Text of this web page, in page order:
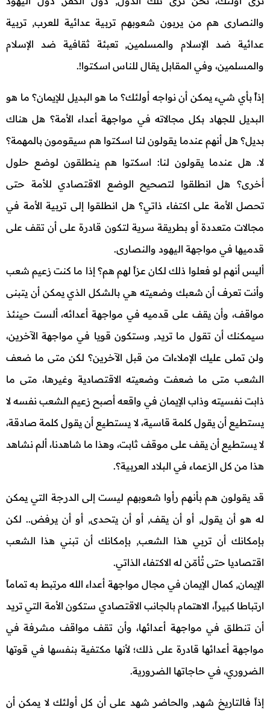
والنصارى هم من يربون شعوبهم تربية عدائية للعرب, تربية
عدائية ضد الإسلام والمسلمين, تعبئة ثقافية ضد الإسلام
والمسلمين، وفي المقابل يقال للناس اسكتوا!.
إذاًً بأي شيء يمكن أن نواجه أولئك؟ ما هو البديل للإيمان؟ ما هو
البديل للجهاد بكل مجالاته في مواجهة أعداء الأمة؟ هل هناك
بديل؟ هل أنهم عندما يقولون لنا اسكتوا هم سيقومون بالمهمة؟
لا. هل عندما يقولون لنا: اسكتوا هم ينطلقون لوضع حلول
أخرى؟ هل انطلقوا لتصحيح الوضع الاقتصادي للأمة حتى
تحصل الأمة على اكتفاء ذاتي؟ هل انطلقوا إلى تربية الأمة في
مجالات متعددة أو بطريقة سرية لتكون قادرة على أن تقف على
قدميها في مواجهة اليهود والنصارى.
أليس أنهم لو فعلوا ذلك لكان عزاً لهم هم؟ إذا ما كنت زعيم شعب
وأنت تعرف أن شعبك وضعيته هي بالشكل الذي يمكن أن يتبنى
مواقف، وأن يقف على قدميه في مواجهة أعدائه، ألست حينئذ
سيمكنك أن تقول ما تريد, وستكون قويا في مواجهة الآخرين،
ولن تملى عليك الإملاءات من قبل الآخرين؟ لكن متى ما ضعف
الشعب متى ما ضعفت وضعيته الاقتصادية وغيرها، متى ما
ذابت نفسيته وذاب الإيمان في واقعه أصبح زعيم الشعب نفسه لا
يستطيع أن يقول كلمة قاسية، لا يستطيع أن يقول كلمة صادقة،
لا يستطيع أن يقف على موقف ثابت، وهذا ما شاهدنا، ألم نشاهد
هذا من كل الزعماء في البلاد العربية؟.
قد يقولون هـم بأنـهم رأوا شعوبهم ليست إلى الدرجة التي يمكن
له هو أن يقول, أو أن يقف, أو أن يتحـدى, أو أن يرفض.. لكن
بإمكانك أن تربي هذا الشعب, بإمكانك أن تبني هذا الشعب
اقتصاديا حتى تُأمّن له الاكتفاء الذاتي.
الإيمان, كمال الإيمان في مجال مواجهة أعداء الله مرتبط به تماماً
ارتباطا كبيراً، الاهتمام بالجانب الاقتصادي ستكون الأمة التي تريد
أن تنطلق في مواجهة أعدائها، وأن تقف مواقف مشرفة في
مواجهة أعدائها قادرة على ذلك؛ لأنها مكتفية بنفسها في قوتها
الضروري، في حاجاتها الضرورية.
إذاً فالتاريخ شهد, والحاضر شهد على أن كل أولئك لا يمكن أن